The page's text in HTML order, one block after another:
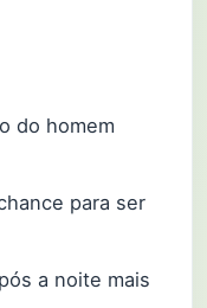
do homem
para ser
a noite mais